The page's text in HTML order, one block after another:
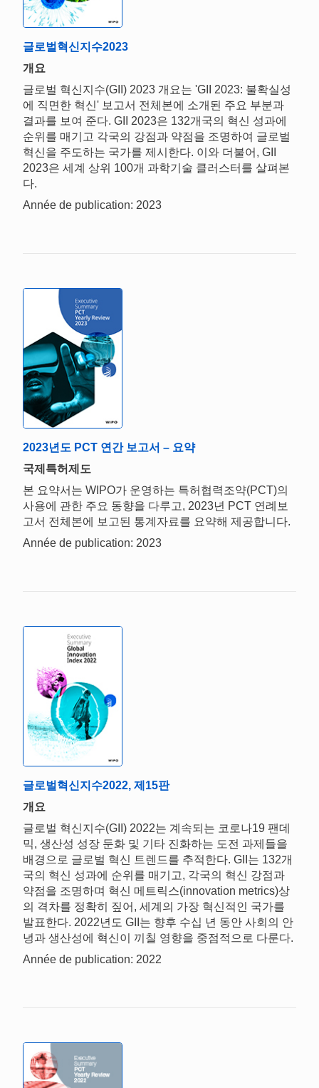
글로벌혁신지수2023
개요
글로벌 혁신지수(GII) 2023 개요는 'GII 2023: 불확실성
에 직면한 혁신' 보고서 전체본에 소개된 주요 부분과
결과를 보여 준다. GII 2023은 132개국의 혁신 성과에
순위를 매기고 각국의 강점과 약점을 조명하여 글로벌
혁신을 주도하는 국가를 제시한다. 이와 더불어, GII
2023은 세계 상위 100개 과학기술 클러스터를 살펴본
다.
Année de publication: 2023
2023년도 PCT 연간 보고서 – 요약
국제특허제도
본 요약서는 WIPO가 운영하는 특허협력조약(PCT)의
사용에 관한 주요 동향을 다루고, 2023년 PCT 연례보
고서 전체본에 보고된 통계자료를 요약해 제공합니다.
Année de publication: 2023
글로벌혁신지수2022, 제15판
개요
글로벌 혁신지수(GII) 2022는 계속되는 코로나19 팬데
믹, 생산성 성장 둔화 및 기타 진화하는 도전 과제들을
배경으로 글로벌 혁신 트렌드를 추적한다. GII는 132개
국의 혁신 성과에 순위를 매기고, 각국의 혁신 강점과
약점을 조명하며 혁신 메트릭스(innovation metrics)상
의 격차를 정확히 짚어, 세계의 가장 혁신적인 국가를
발표한다. 2022년도 GII는 향후 수십 년 동안 사회의 안
녕과 생산성에 혁신이 끼칠 영향을 중점적으로 다룬다.
Année de publication: 2022